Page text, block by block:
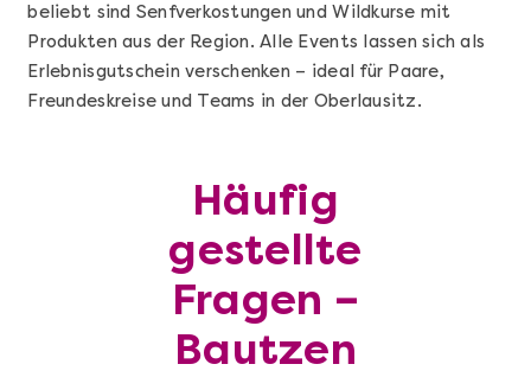
Geschenkbox 100€
beliebt sind Senfverkostungen und Wildkurse mit
Produkten aus der Region. Alle Events lassen sich als
Erlebnisgutschein verschenken – ideal für Paare,
Freundeskreise und Teams in der Oberlausitz.
Häufig
gestellte
Fragen –
Bautzen